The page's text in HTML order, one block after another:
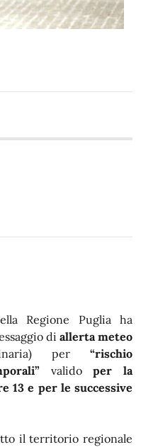
Regione Puglia ha
di allerta meteo
per “rischio
validoper la
13 e per le successive
il territorio regionale